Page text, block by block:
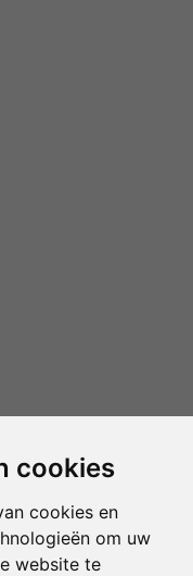
cookies
cookies en
om uw
website te
voorkeuren
voorwaarden van CBW